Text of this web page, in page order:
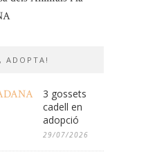
ADOPTA!
3 gossets
cadell en
adopció
29/07/2026